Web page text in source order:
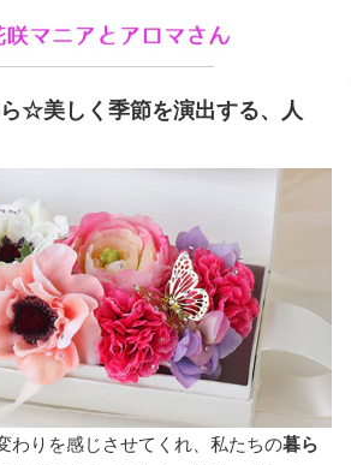
☆美しく季節を演出する、人
わりを感じさせてくれ、私たちの暮ら